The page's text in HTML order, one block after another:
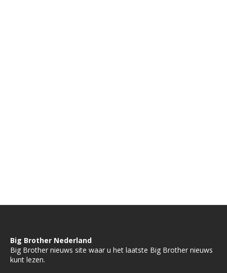
Big Brother Nederland
Big Brother nieuws site waar u het laatste Big Brother nieuws
kunt lezen.